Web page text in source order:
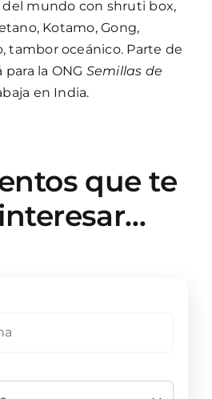
mundo con shruti box,
Kotamo, Gong,
tambor oceánico. Parte de
la ONG Semillas de
en India.
que te